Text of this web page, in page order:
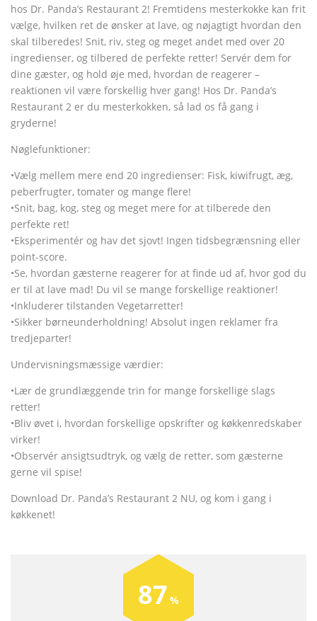
hos Dr. Panda’s Restaurant 2! Fremtidens mesterkokke kan frit
vælge, hvilken ret de ønsker at lave, og nøjagtigt hvordan den
skal tilberedes! Snit, riv, steg og meget andet med over 20
ingredienser, og tilbered de perfekte retter! Servér dem for
dine gæster, og hold øje med, hvordan de reagerer –
reaktionen vil være forskellig hver gang! Hos Dr. Panda’s
Restaurant 2 er du mesterkokken, så lad os få gang i
gryderne!
Nøglefunktioner:
•Vælg mellem mere end 20 ingredienser: Fisk, kiwifrugt, æg,
peberfrugter, tomater og mange flere!
•Snit, bag, kog, steg og meget mere for at tilberede den
perfekte ret!
•Eksperimentér og hav det sjovt! Ingen tidsbegrænsning eller
point-score.
•Se, hvordan gæsterne reagerer for at finde ud af, hvor god du
er til at lave mad! Du vil se mange forskellige reaktioner!
•Inkluderer tilstanden Vegetarretter!
•Sikker børneunderholdning! Absolut ingen reklamer fra
tredjeparter!
Undervisningsmæssige værdier:
•Lær de grundlæggende trin for mange forskellige slags
retter!
•Bliv øvet i, hvordan forskellige opskrifter og køkkenredskaber
virker!
•Observér ansigtsudtryk, og vælg de retter, som gæsterne
gerne vil spise!
Download Dr. Panda’s Restaurant 2 NU, og kom i gang i
køkkenet!
87